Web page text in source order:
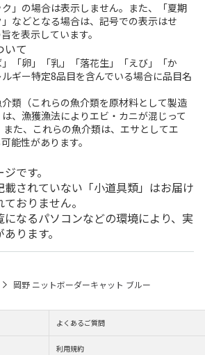
」の場合は表示しません。また、「夏期
などとなる場合は、記号での表示はせ
を表示しています。
いて
「卵」「乳」「落花生」「えび」「か
ギー特定8品目を含んでいる場合に品目名
類（これらの魚介類を原材料として製造
、漁獲漁法によりエビ・カニが混じって
た、これらの魚介類は、エサとしてエ
能性があります。
です。
載されていない「小道具類」はお届け
おりません。
になるパソコンなどの環境により、実
ります。
岡野 ニットボーダーキャット ブルー
よくあるご質問
利用規約